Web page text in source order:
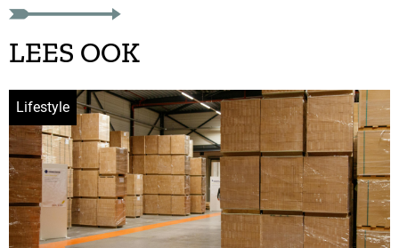
LEES OOK
Lifestyle